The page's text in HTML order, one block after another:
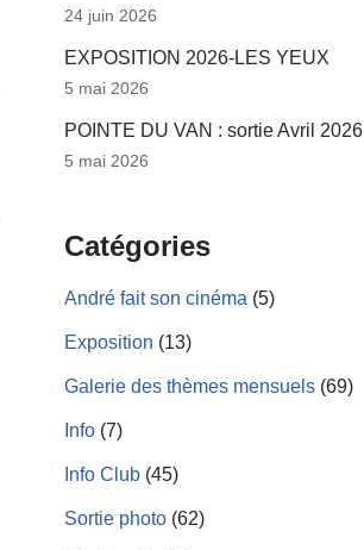
24 juin 2026
EXPOSITION 2026-LES YEUX
5 mai 2026
POINTE DU VAN : sortie Avril 2026
5 mai 2026
Catégories
André fait son cinéma (5)
Exposition (13)
Galerie des thèmes mensuels (69)
Info (7)
Info Club (45)
Sortie photo (62)